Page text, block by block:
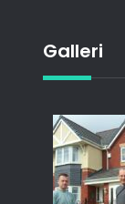
Galleri